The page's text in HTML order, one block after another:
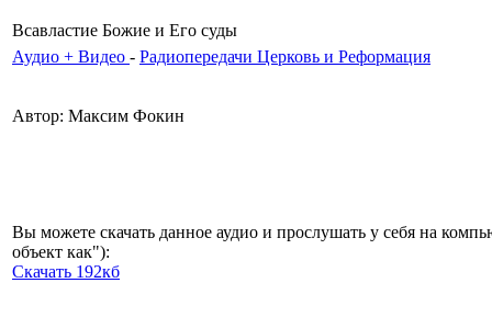
Всавластие Божие и Его суды
Аудио + Видео - Радиопередачи Церковь и Реформация
Автор: Максим Фокин
Вы можете скачать данное аудио и прослушать у себя на
объект как"):
Скачать 192кб